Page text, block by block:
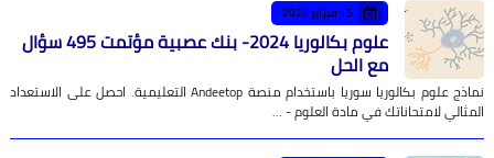
15 فبراير 2024
علوم بكالوريا 2024- بنك عصبية مؤتمت 495 سؤال
مع الحل
نماذج علوم بكالوريا سوريا باستخدام منصة Andeetop التعليمية. احصل على الاستعداد
المثالي لامتحاناتك في مادة العلوم - …